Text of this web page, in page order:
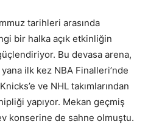
tarihleri arasında
bir halka açık etkinliğin
Bu devasa arena,
yana ilk kez NBA Finalleri’nde
ve NHL takımlarından
yapıyor. Mekan geçmiş
konserine de sahne olmuştu.